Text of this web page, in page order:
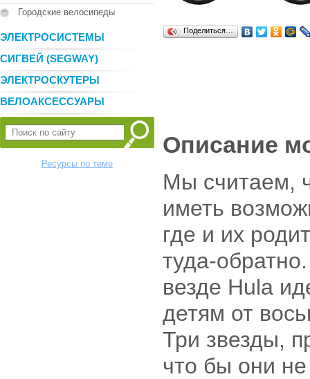
Городские велосипеды
ЭЛЕКТРОСИСТЕМЫ
СИГВЕЙ (SEGWAY)
ЭЛЕКТРОСКУТЕРЫ
ВЕЛОАКСЕССУАРЫ
Ресурсы по теме
Поделиться…
Описание
Мы считаем,
иметь
где и их
туда-
везде Hula
детям от
Три звезды,
что бы они